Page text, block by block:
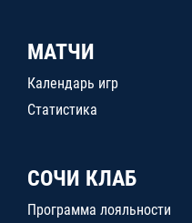
МАТЧИ
Календарь игр
Статистика
СОЧИ КЛАБ
Программа лояльности